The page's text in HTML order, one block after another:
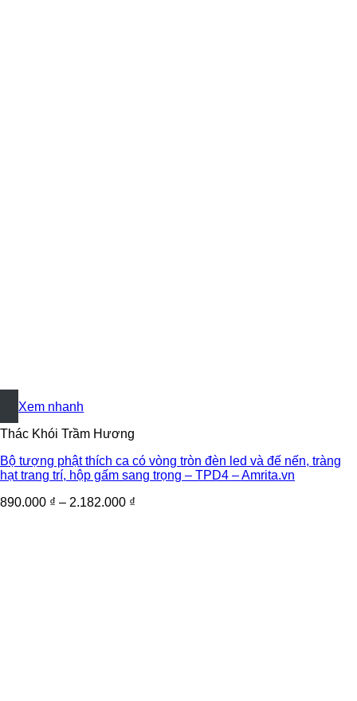
+
Xem nhanh
Thác Khói Trầm Hương
Bộ tượng phật thích ca có vòng tròn đèn led và đế nến, tràng
hạt trang trí, hộp gấm sang trọng – TPD4 – Amrita.vn
890.000 ₫ – 2.182.000 ₫